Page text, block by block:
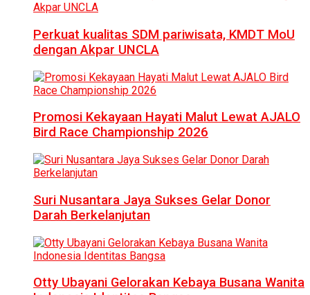
Perkuat kualitas SDM pariwisata, KMDT MoU
dengan Akpar UNCLA
Promosi Kekayaan Hayati Malut Lewat AJALO
Bird Race Championship 2026
Suri Nusantara Jaya Sukses Gelar Donor
Darah Berkelanjutan
Otty Ubayani Gelorakan Kebaya Busana Wanita